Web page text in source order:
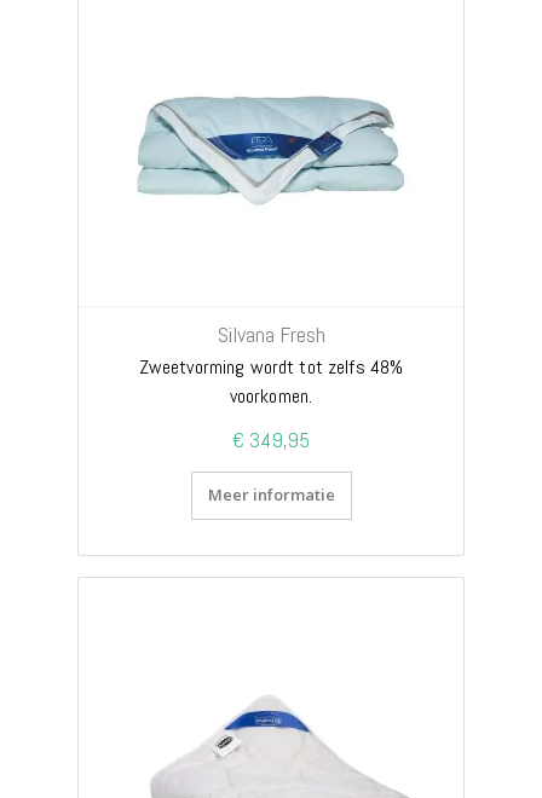
Silvana Fresh
Zweetvorming wordt tot zelfs 48%
voorkomen.
€ 349,95
Meer informatie